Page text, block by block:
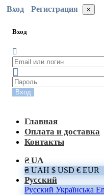
Вход Регистрация ×
Вход
Вход
Главная
Оплата и доставка
Контакты
₴ UA
₴ UAH $ USD € EUR
Русский
Русский Українська